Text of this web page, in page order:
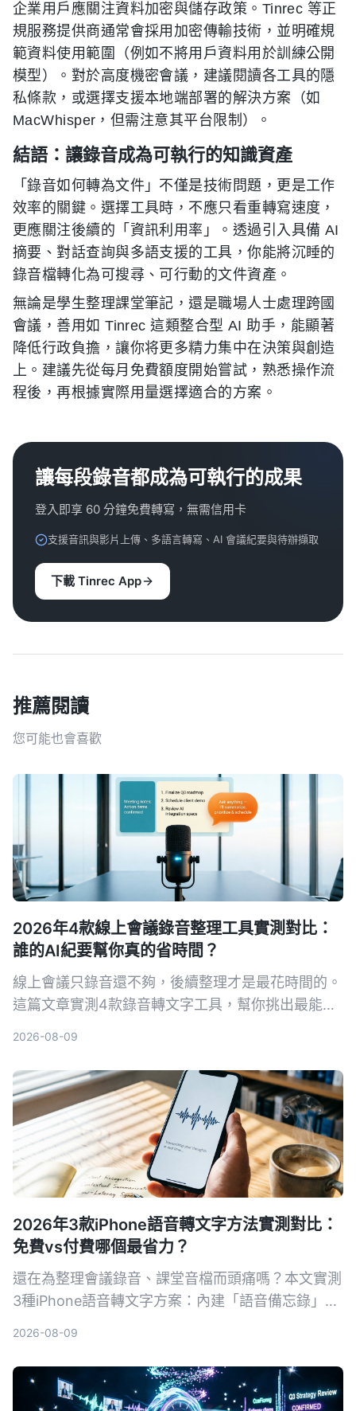
企業用戶應關注資料加密與儲存政策。Tinrec 等正
規服務提供商通常會採用加密傳輸技術，並明確規
範資料使用範圍（例如不將用戶資料用於訓練公開
模型）。對於高度機密會議，建議閱讀各工具的隱
私條款，或選擇支援本地端部署的解決方案（如
MacWhisper，但需注意其平台限制）。
結語：讓錄音成為可執行的知識資產
「錄音如何轉為文件」不僅是技術問題，更是工作
效率的關鍵。選擇工具時，不應只看重轉寫速度，
更應關注後續的「資訊利用率」。透過引入具備 AI
摘要、對話查詢與多語支援的工具，你能將沉睡的
錄音檔轉化為可搜尋、可行動的文件資產。
無論是學生整理課堂筆記，還是職場人士處理跨國
會議，善用如 Tinrec 這類整合型 AI 助手，能顯著
降低行政負擔，讓你将更多精力集中在決策與創造
上。建議先從每月免費額度開始嘗試，熟悉操作流
程後，再根據實際用量選擇適合的方案。
讓每段錄音都成為可執行的成果
登入即享 60 分鐘免費轉寫，無需信用卡
支援音訊與影片上傳、多語言轉寫、AI 會議紀要與待辦擷取
下載 Tinrec App
推薦閱讀
您可能也會喜歡
2026年4款線上會議錄音整理工具實測對比：
誰的AI紀要幫你真的省時間？
線上會議只錄音還不夠，後續整理才是最花時間的。
這篇文章實測4款錄音轉文字工具，幫你挑出最能自
2026-08-09
2026年3款iPhone語音轉文字方法實測對比：
免費vs付費哪個最省力？
還在為整理會議錄音、課堂音檔而頭痛嗎？本文實測
3種iPhone語音轉文字方案：內建「語音備忘錄」、
己的錄音轉文字方法。
2026-08-09